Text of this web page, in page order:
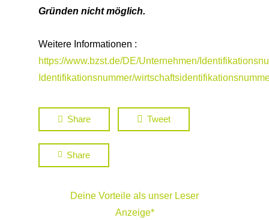
Gründen nicht möglich.
Weitere Informationen :
https://www.bzst.de/DE/Unternehmen/
Identifikationsnummer/
Share Tweet
Share
Deine Vorteile als unser Leser
Anzeige*